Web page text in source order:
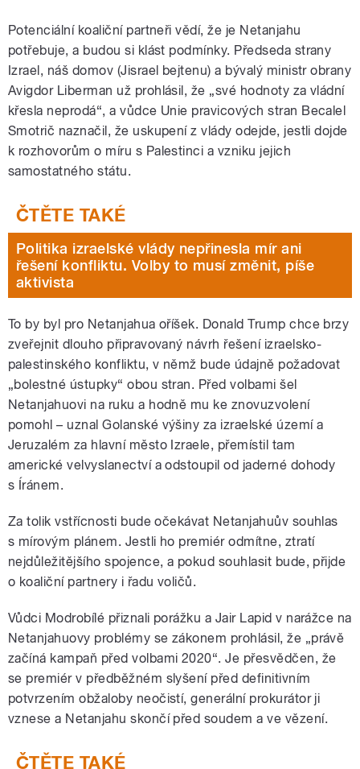
Potenciální koaliční partneři vědí, že je Netanjahu
potřebuje, a budou si klást podmínky. Předseda strany
Izrael, náš domov (Jisrael bejtenu) a bývalý ministr obrany
Avigdor Liberman už prohlásil, že „své hodnoty za vládní
křesla neprodá“, a vůdce Unie pravicových stran Becalel
Smotrič naznačil, že uskupení z vlády odejde, jestli dojde
k rozhovorům o míru s Palestinci a vzniku jejich
samostatného státu.
Politika izraelské vlády nepřinesla mír ani
řešení konfliktu. Volby to musí změnit, píše
aktivista
To by byl pro Netanjahua oříšek. Donald Trump chce brzy
zveřejnit dlouho připravovaný návrh řešení izraelsko-
palestinského konfliktu, v němž bude údajně požadovat
„bolestné ústupky“ obou stran. Před volbami šel
Netanjahuovi na ruku a hodně mu ke znovuzvolení
pomohl – uznal Golanské výšiny za izraelské území a
Jeruzalém za hlavní město Izraele, přemístil tam
americké velvyslanectví a odstoupil od jaderné dohody
s Íránem.
Za tolik vstřícnosti bude očekávat Netanjahuův souhlas
s mírovým plánem. Jestli ho premiér odmítne, ztratí
nejdůležitějšího spojence, a pokud souhlasit bude, přijde
o koaliční partnery i řadu voličů.
Vůdci Modrobílé přiznali porážku a Jair Lapid v narážce na
Netanjahuovy problémy se zákonem prohlásil, že „právě
začíná kampaň před volbami 2020“. Je přesvědčen, že
se premiér v předběžném slyšení před definitivním
potvrzením obžaloby neočistí, generální prokurátor ji
vznese a Netanjahu skončí před soudem a ve vězení.